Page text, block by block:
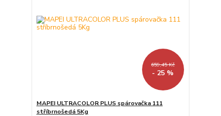
659,45 Kč
- 25 %
MAPEI ULTRACOLOR PLUS spárovačka 111
stříbrnošedá 5Kg